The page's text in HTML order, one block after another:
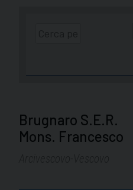
Brugnaro S.E.R.
Mons. Francesco